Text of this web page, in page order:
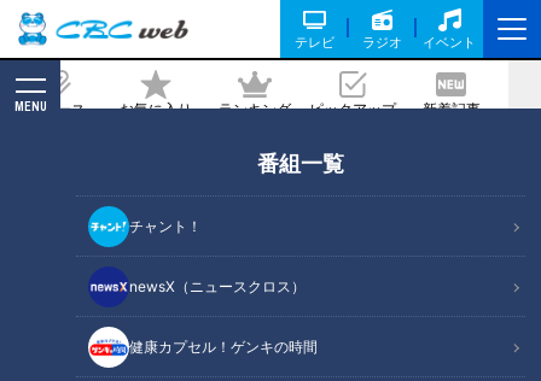
テレビ ラジオ イベント
ニュース お気に入り ランキング ピックアップ 新着記事
MENU
番組一覧
チャント！
newsX（ニュースクロス）
健康カプセル！ゲンキの時間
食い！グラビアアイドル・三田悠貴の軽
トラ本州縦断の旅
2025/10/26 06:03